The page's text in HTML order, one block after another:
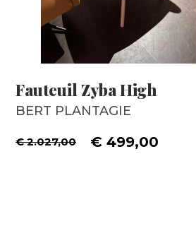
Fauteuil Zyba High
BERT PLANTAGIE
€ 2.027,00 € 499,00